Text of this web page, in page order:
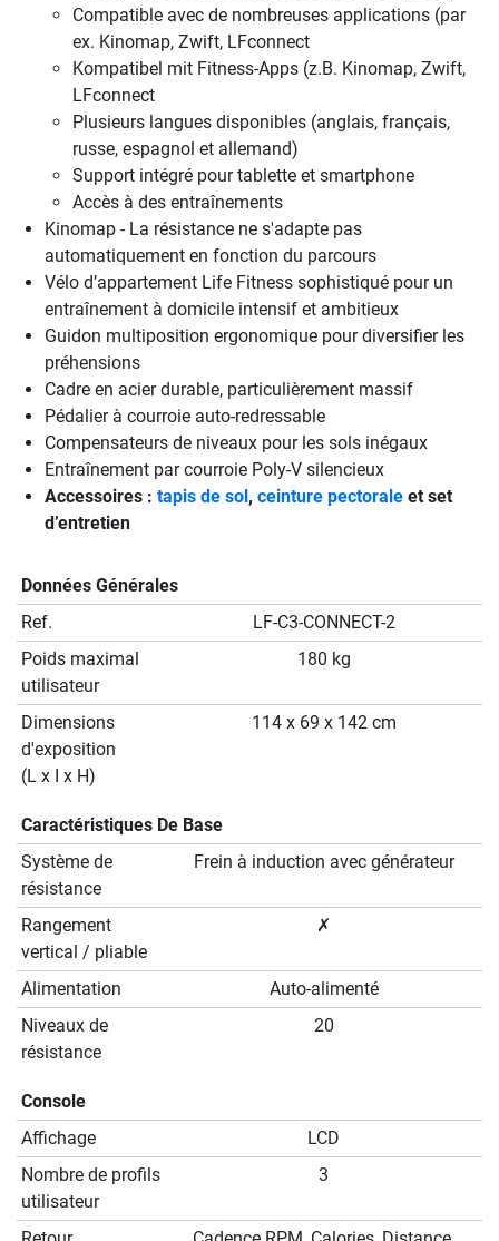
Compatible avec de nombreuses applications (par
ex. Kinomap, Zwift, LFconnect
Kompatibel mit Fitness-Apps (z.B. Kinomap, Zwift,
LFconnect
Plusieurs langues disponibles (anglais, français,
russe, espagnol et allemand)
Support intégré pour tablette et smartphone
Accès à des entraînements
Kinomap - La résistance ne s'adapte pas
automatiquement en fonction du parcours
Vélo d’appartement Life Fitness sophistiqué pour un
entraînement à domicile intensif et ambitieux
Guidon multiposition ergonomique pour diversifier les
préhensions
Cadre en acier durable, particulièrement massif
Pédalier à courroie auto-redressable
Compensateurs de niveaux pour les sols inégaux
Entraînement par courroie Poly-V silencieux
Accessoires : tapis de sol, ceinture pectorale et set
d’entretien
Données Générales
Ref.
LF-C3-CONNECT-2
Poids maximal
utilisateur
180 kg
Dimensions
d'exposition
(L x I x H)
114 x 69 x 142 cm
Caractéristiques De Base
Système de
résistance
Frein à induction avec générateur
Rangement
vertical / pliable
✗
Alimentation
Auto-alimenté
Niveaux de
résistance
20
Console
Affichage
LCD
Nombre de profils
utilisateur
3